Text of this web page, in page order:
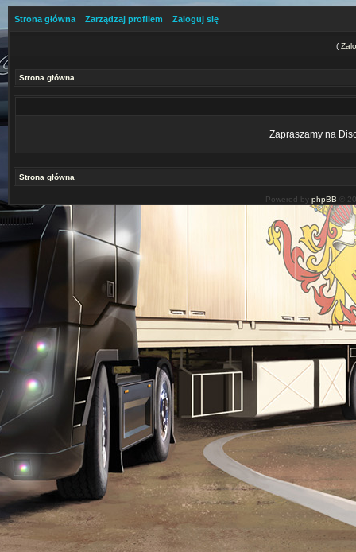
Strona główna Zarządzaj profilem Zaloguj się
(
Strona główna
Zapraszamy na
Strona główna
Powered by phpBB ©